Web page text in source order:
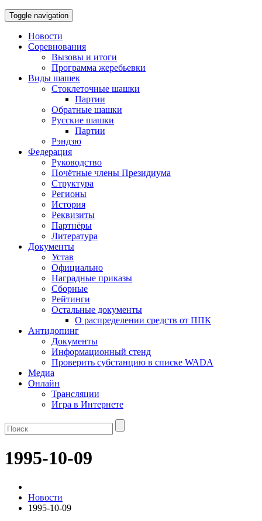
Toggle navigation
Новости
Соревнования
Вызовы и итоги
Программа жеребьевки
Виды шашек
Стоклеточные шашки
Партии
Обратные шашки
Русские шашки
Партии
Рэндзю
Федерация
Руководство
Почётные члены Президиума
Структура
Регионы
История
Реквизиты
Партнёры
Литература
Документы
Устав
Официально
Наградные приказы
Сборные
Рейтинги
Остальные документы
О распределении средств от ППК
Антидопинг
Документы
Информационный стенд
Проверить субстанцию в списке WADA
Медиа
Онлайн
Трансляции
Игра в Интернете
1995-10-09
Новости
1995-10-09